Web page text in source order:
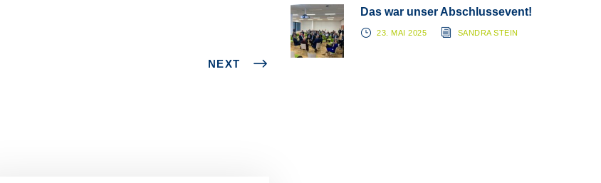
NEXT
Das war unser Abschlussevent!
23. MAI 2025 SANDRA STEIN